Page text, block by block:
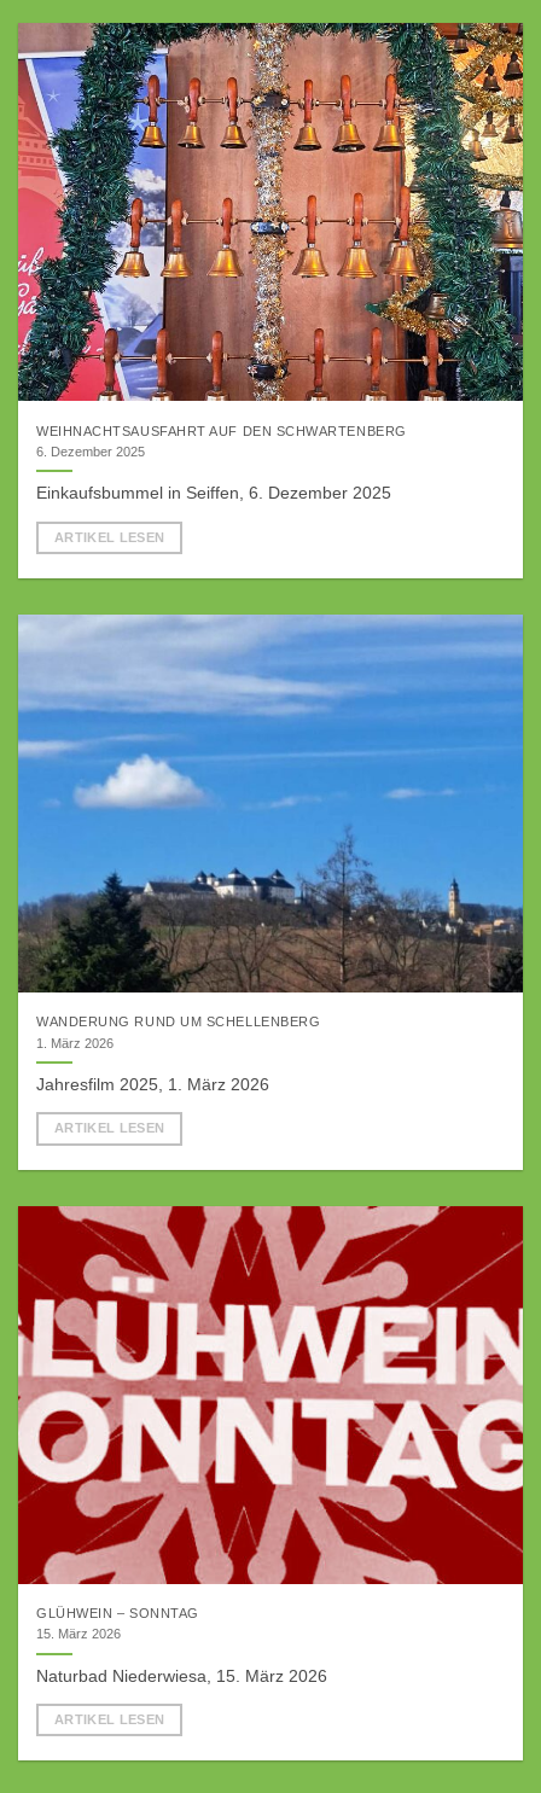
WEIHNACHTSAUSFAHRT AUF DEN SCHWARTENBERG
6. Dezember 2025
Einkaufsbummel in Seiffen, 6. Dezember 2025
ARTIKEL LESEN
WANDERUNG RUND UM SCHELLENBERG
1. März 2026
Jahresfilm 2025, 1. März 2026
ARTIKEL LESEN
GLÜHWEIN – SONNTAG
15. März 2026
Naturbad Niederwiesa, 15. März 2026
ARTIKEL LESEN